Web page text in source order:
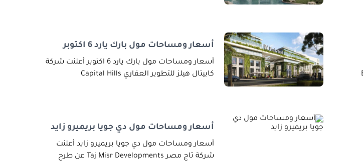
أسعار ومساحات مول بارك يارد 6 اكتوبر
أسعار ومساحات مول بارك يارد 6 اكتوبر أعلنت شركة
كابيتال هيلز للتطوير العقاري Capital Hills
أسعار ومساحات مول دي جويا بريميرو زايد
أسعار ومساحات مول دي جويا بريميرو زايد أعلنت
شركة تاج مصر Taj Misr Developments عن طرح